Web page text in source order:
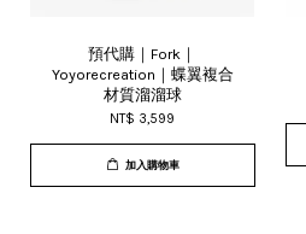
預代購｜Fork｜
Yoyorecreation｜蝶翼複合
材質溜溜球
NT$ 3,599
加入購物車